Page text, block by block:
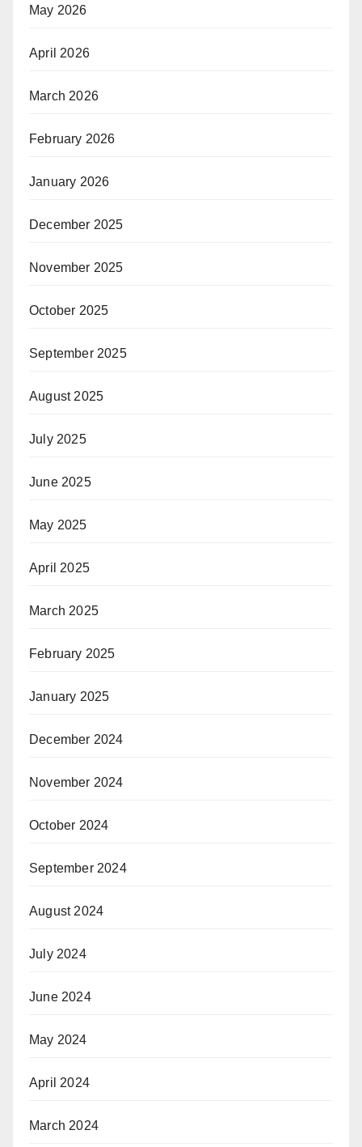
May 2026
April 2026
March 2026
February 2026
January 2026
December 2025
November 2025
October 2025
September 2025
August 2025
July 2025
June 2025
May 2025
April 2025
March 2025
February 2025
January 2025
December 2024
November 2024
October 2024
September 2024
August 2024
July 2024
June 2024
May 2024
April 2024
March 2024